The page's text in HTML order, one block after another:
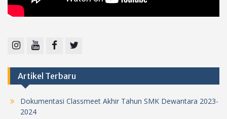
Artikel Terbaru
Dokumentasi Classmeet Akhir Tahun SMK Dewantara 2023-
2024